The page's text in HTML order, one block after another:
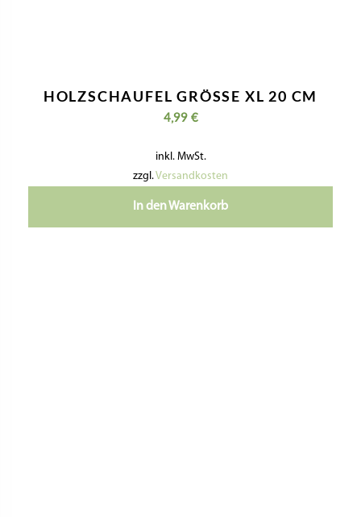
HOLZSCHAUFEL GRÖSSE XL 20 CM
4,99 €
inkl. MwSt.
zzgl.Versandkosten
In den Warenkorb